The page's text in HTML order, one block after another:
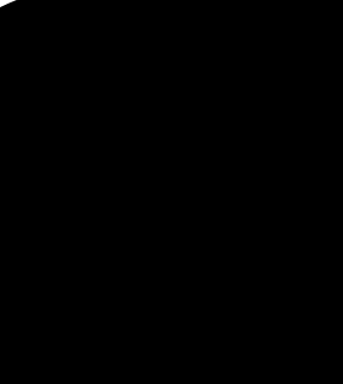
хорошо. Но где ручка, там